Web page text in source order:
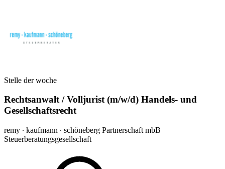
Stelle der woche
Rechtsanwalt / Volljurist (m/w/d) Handels- und
Gesellschaftsrecht
remy ∙ kaufmann ∙ schöneberg Partnerschaft mbB
Steuerberatungsgesellschaft